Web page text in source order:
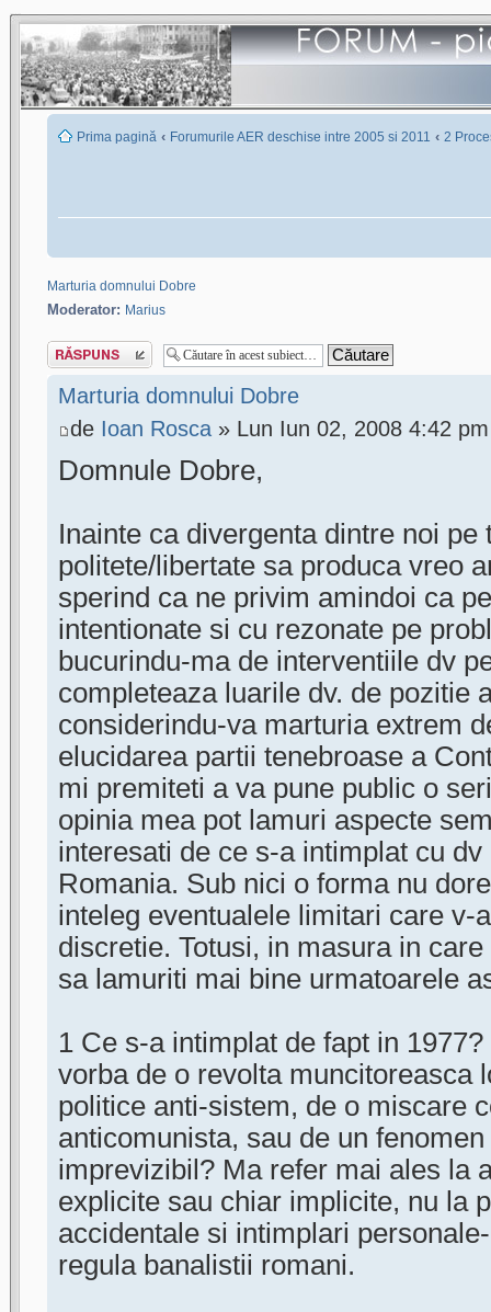
Prima pagină ‹ Forumurile AER deschise intre 2005 si 2011 ‹ 2
Marturia domnului Dobre
Moderator: Marius
Scrie un răspuns
Marturia domnului Dobre
de Ioan Rosca » Lun Iun 02, 2008 4:42 pm
Domnule Dobre,
Inainte ca divergenta dintre noi pe
politete/libertate sa produca vreo
sperind ca ne privim amindoi ca
intentionate si cu rezonate pe
bucurindu-ma de interventiile dv
completeaza luarile dv. de pozitie
considerindu-va marturia extrem
elucidarea partii tenebroase a
mi premiteti a va pune public o
opinia mea pot lamuri aspecte
interesati de ce s-a intimplat cu
Romania. Sub nici o forma nu
inteleg eventualele limitari care v-
discretie. Totusi, in masura in
sa lamuriti mai bine urmatoarele
1 Ce s-a intimplat de fapt in
vorba de o revolta muncitoreasca
politice anti-sistem, de o miscare
anticomunista, sau de un
imprevizibil? Ma refer mai ales la
explicite sau chiar implicite, nu la
accidentale si intimplari
regula banalistii romani.